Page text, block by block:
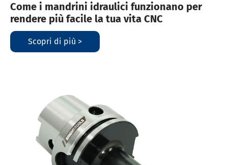
Come i mandrini idraulici funzionano per
rendere più facile la tua vita CNC
Scopri di più >